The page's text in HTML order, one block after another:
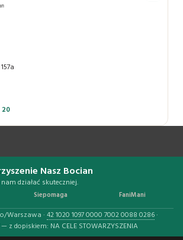
Nasz Bocian
działać skuteczniej.
Siepomaga FaniMani
o/Warszawa · 42 1020 1097 0000 7002 0088 0286 ·
— z dopiskiem: NA CELE STOWARZYSZENIA